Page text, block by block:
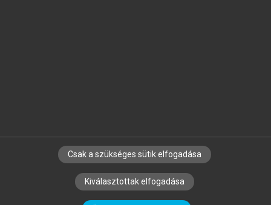
SZERZŐKNEK CÉGEKNEK KÖNYVTÁROSOKNAK
SZERKESZTÉSI ÉS LEKTORÁLÁSI ALAPELVEK
Csak a szükséges sütik elfogadása
Kiválasztottak elfogadása